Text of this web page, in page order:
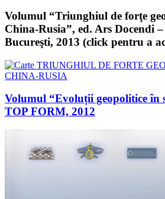
Volumul “Triunghiul de forţe
China-Rusia”, ed. Ars Docendi
Bucureşti, 2013 (click pentru a
Volumul “Evoluții geopolitice în
TOP FORM, 2012